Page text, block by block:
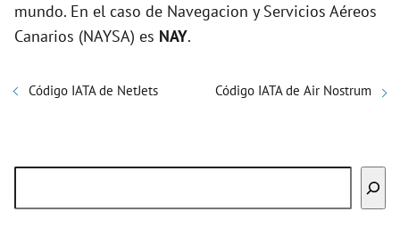
mundo. En el caso de Navegacion y Servicios Aéreos
Canarios (NAYSA) es NAY.
Código IATA de NetJets Código IATA de Air Nostrum